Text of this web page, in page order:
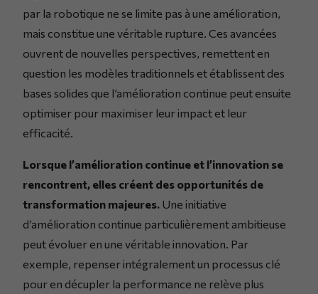
par la robotique ne se limite pas à une amélioration,
mais constitue une véritable rupture. Ces avancées
ouvrent de nouvelles perspectives, remettent en
question les modèles traditionnels et établissent des
bases solides que l’amélioration continue peut ensuite
optimiser pour maximiser leur impact et leur
efficacité.
Lorsque l’amélioration continue et l’innovation se
rencontrent, elles créent des opportunités de
transformation majeures. Une initiative
d’amélioration continue particulièrement ambitieuse
peut évoluer en une véritable innovation. Par
exemple, repenser intégralement un processus clé
pour en décupler la performance ne relève plus